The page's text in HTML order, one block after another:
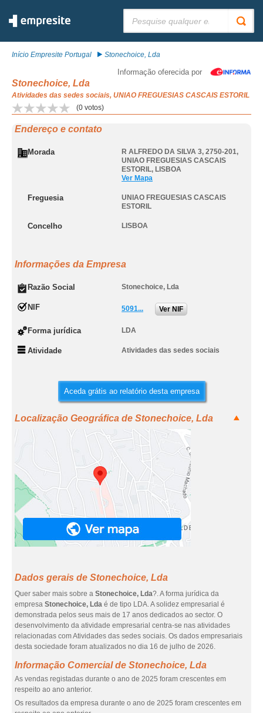
Início Empresite Portugal Stonechoice, Lda
Informação oferecida por
Stonechoice, Lda
Atividades das sedes sociais, UNIAO FREGUESIAS CASCAIS ESTORIL
(0 votos)
Endereço e contato
Morada R ALFREDO DA SILVA 3, 2750-201,
UNIAO FREGUESIAS CASCAIS
ESTORIL, LISBOA
Ver Mapa
Freguesia
UNIAO FREGUESIAS CASCAIS
ESTORIL
Concelho LISBOA
Informações da Empresa
Razão Social Stonechoice, Lda
NIF 5091... Ver NIF
Forma jurídica LDA
Atividade Atividades das sedes sociais
Aceda grátis ao relatório desta empresa
Localização Geográfica de Stonechoice, Lda
Dados gerais de Stonechoice, Lda
Quer saber mais sobre a Stonechoice, Lda?. A forma jurídica da
empresa Stonechoice, Lda é de tipo LDA. A solidez empresarial é
demonstrada pelos seus mais de 17 anos dedicados ao sector. O
desenvolvimento da atividade empresarial centra-se nas atividades
relacionadas com Atividades das sedes sociais. Os dados empresariais
desta sociedade foram atualizados no dia 16 de julho de 2026.
Informação Comercial de Stonechoice, Lda
As vendas registadas durante o ano de 2025 foram crescentes em
respeito ao ano anterior.
Os resultados da empresa durante o ano de 2025 foram crescentes em